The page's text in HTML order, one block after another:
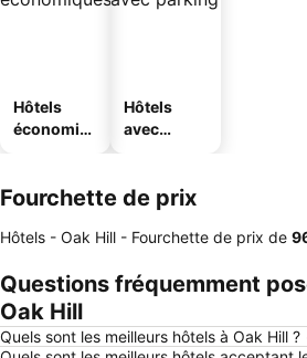
Hôtels
économiq
Hôtels
avec
Fourchette de prix
Hôtels - Oak Hill - Fourchette de prix de
Questions fréquemment
Oak Hill
Quels sont les meilleurs hôtels à Oak Hill ?